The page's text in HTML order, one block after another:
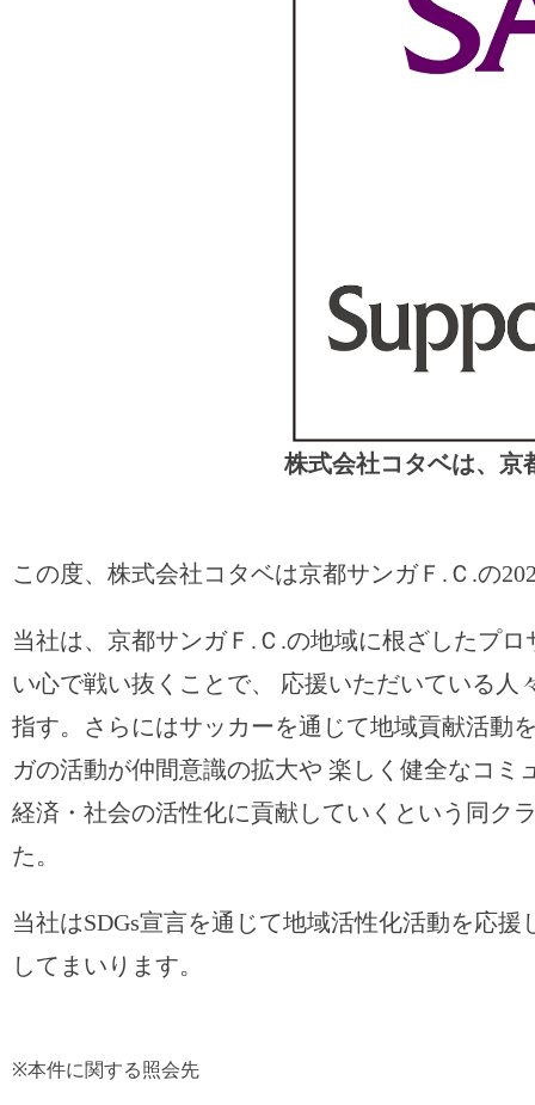
株式会社コタベは、京
この度、株式会社コタベは京都サンガＦ.Ｃ.の
当社は、京都サンガＦ.Ｃ.の地域に根ざしたプ
い心で戦い抜くことで、 応援いただいている
指す。さらにはサッカーを通じて地域貢献活動
ガの活動が仲間意識の拡大や 楽しく健全なコ
経済・社会の活性化に貢献していくという同ク
た。
当社はSDGs宣言を通じて地域活性化活動を応
してまいります。
※本件に関する照会先